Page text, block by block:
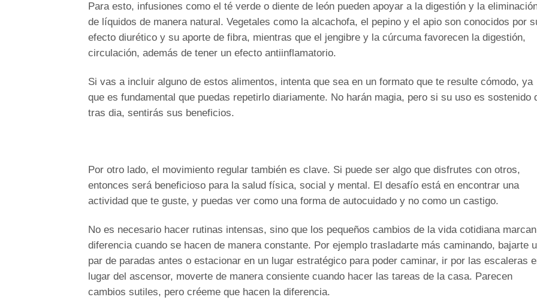
Para esto, infusiones como el té verde o diente de león pueden apoyar a la digestión y la
de líquidos de manera natural. Vegetales como la alcachofa, el pepino y el apio son conocidos por
efecto diurético y su aporte de fibra, mientras que el jengibre y la cúrcuma favorecen la digestión,
circulación, además de tener un efecto antiinflamatorio.
Si vas a incluir alguno de estos alimentos, intenta que sea en un formato que te resulte cómodo, ya
que es fundamental que puedas repetirlo diariamente. No harán magia, pero si su uso es sostenido
tras dia, sentirás sus beneficios.
Por otro lado, el movimiento regular también es clave. Si puede ser algo que disfrutes con otros,
entonces será beneficioso para la salud física, social y mental. El desafío está en encontrar una
actividad que te guste, y puedas ver como una forma de autocuidado y no como un castigo.
No es necesario hacer rutinas intensas, sino que los pequeños cambios de la vida cotidiana
diferencia cuando se hacen de manera constante. Por ejemplo trasladarte más caminando, bajarte
par de paradas antes o estacionar en un lugar estratégico para poder caminar, ir por las escaleras
lugar del ascensor, moverte de manera consiente cuando hacer las tareas de la casa. Parecen
cambios sutiles, pero créeme que hacen la diferencia.